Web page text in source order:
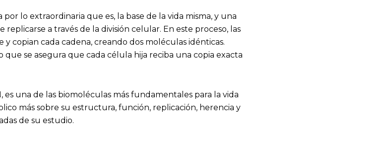
lo extraordinaria que es, la base de la vida misma, y una
a través de la división celular. En este proceso, las
copian cada cadena, creando dos moléculas idénticas.
que se asegura que cada célula hija reciba una copia exacta
es una de las biomoléculas más fundamentales para la vida
más sobre su estructura, función, replicación, herencia y
de su estudio.